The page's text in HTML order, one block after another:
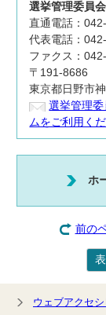
選挙管理委員
直通電話：
代表電話：
ファクス：
〒191-8686
東京都日野市
選挙管理
ムをご利用くだ
ホ
前の
ウェブアクセ